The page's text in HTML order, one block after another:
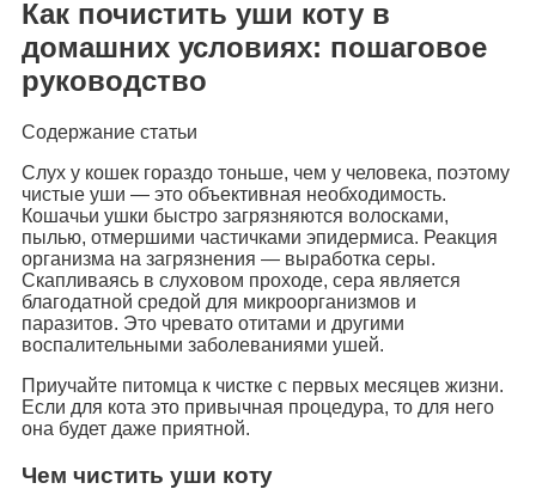
Как почистить уши коту в
домашних условиях: пошаговое
руководство
Содержание статьи
Слух у кошек гораздо тоньше, чем у человека, поэтому
чистые уши — это объективная необходимость.
Кошачьи ушки быстро загрязняются волосками,
пылью, отмершими частичками эпидермиса. Реакция
организма на загрязнения — выработка серы.
Скапливаясь в слуховом проходе, сера является
благодатной средой для микроорганизмов и
паразитов. Это чревато отитами и другими
воспалительными заболеваниями ушей.
Приучайте питомца к чистке с первых месяцев жизни.
Если для кота это привычная процедура, то для него
она будет даже приятной.
Чем чистить уши коту